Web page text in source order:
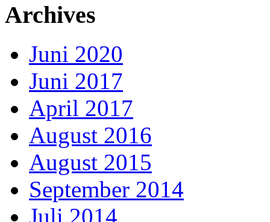
Archives
Juni 2020
Juni 2017
April 2017
August 2016
August 2015
September 2014
Juli 2014